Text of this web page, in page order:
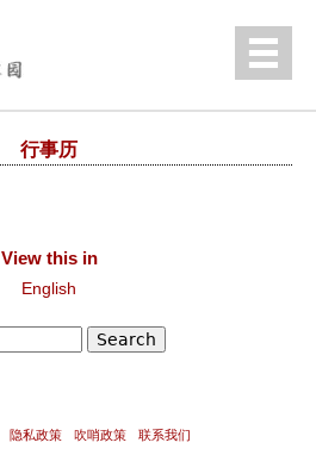
English
行事历
View this in
English
隐私政策 吹哨政策 联系我们